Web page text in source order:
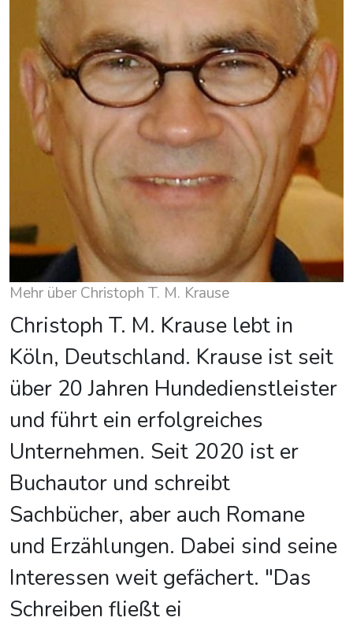
Mehr über Christoph T. M. Krause
Christoph T. M. Krause lebt in
Köln, Deutschland. Krause ist seit
über 20 Jahren Hundedienstleister
und führt ein erfolgreiches
Unternehmen. Seit 2020 ist er
Buchautor und schreibt
Sachbücher, aber auch Romane
und Erzählungen. Dabei sind seine
Interessen weit gefächert. "Das
Schreiben fließt ei